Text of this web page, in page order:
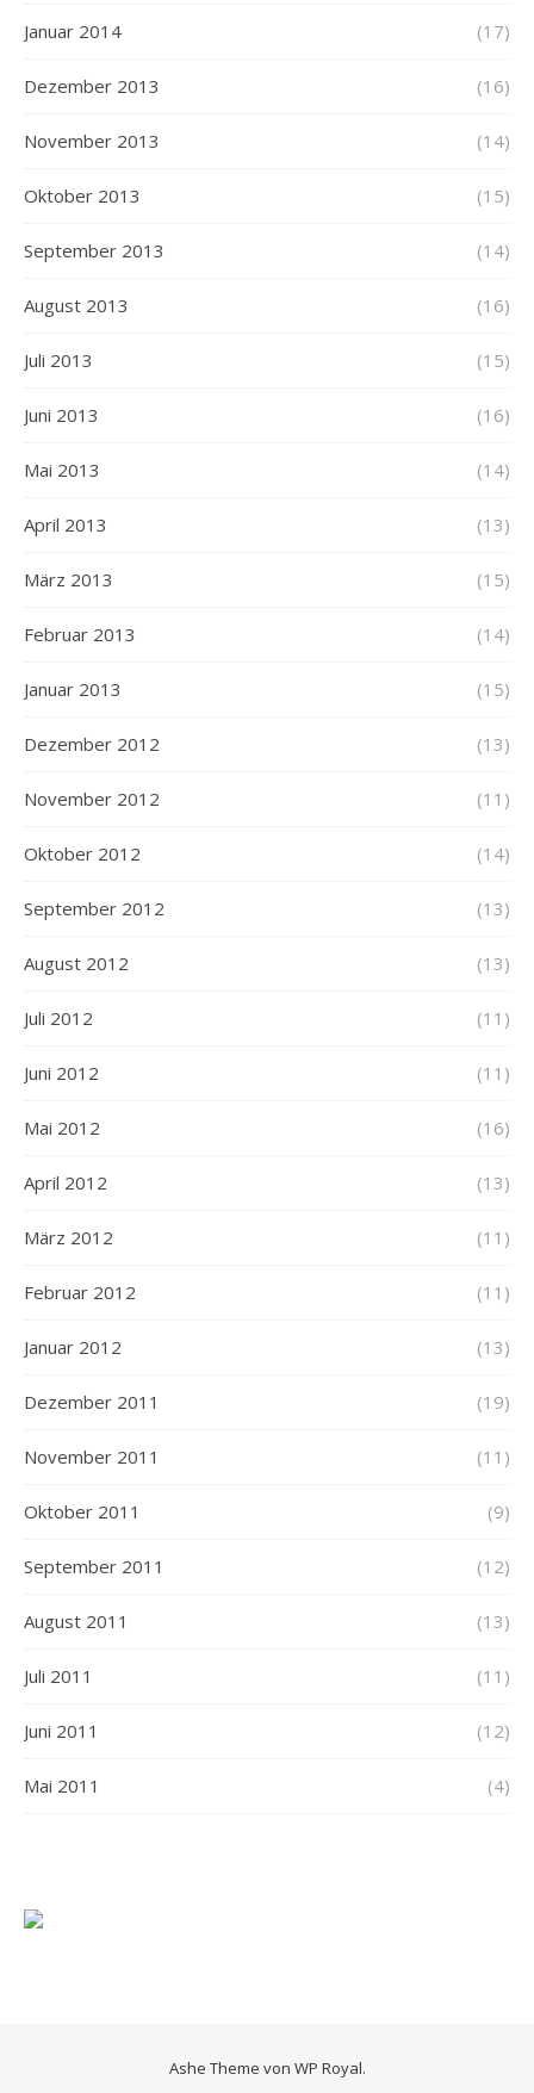
Januar 2014 (17)
Dezember 2013 (16)
November 2013 (14)
Oktober 2013 (15)
September 2013 (14)
August 2013 (16)
Juli 2013 (15)
Juni 2013 (16)
Mai 2013 (14)
April 2013 (13)
März 2013 (15)
Februar 2013 (14)
Januar 2013 (15)
Dezember 2012 (13)
November 2012 (11)
Oktober 2012 (14)
September 2012 (13)
August 2012 (13)
Juli 2012 (11)
Juni 2012 (11)
Mai 2012 (16)
April 2012 (13)
März 2012 (11)
Februar 2012 (11)
Januar 2012 (13)
Dezember 2011 (19)
November 2011 (11)
Oktober 2011 (9)
September 2011 (12)
August 2011 (13)
Juli 2011 (11)
Juni 2011 (12)
Mai 2011 (4)
Ashe Theme von WP Royal.